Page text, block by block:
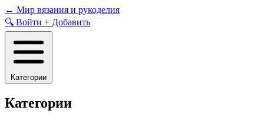
Skip
to
content
← Мир вязания и рукоделия
🔍 Войти + Добавить
Категории
Категории